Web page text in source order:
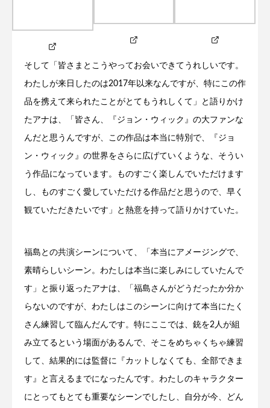
そして「皆さまとこうやってお会いできてうれしいです。
わたしが来日したのは2017年以来なんですが、特にこの作
品を携えて来られたことがとてもうれしくて」と語りかけ
たアナは、「皆さん、『ジョン・ウィック』の大ファンな
んだと思うんですが、この作品は本当に特別で、『ジョ
ン・ウィック』の世界をさらに広げていくような、そうい
う作品になっています。ものすごく楽しんでいただけます
し、ものすごく愛していただける作品だと思うので、早く
観ていただきたいです」と熱意を持って語りかけていた。
福島との共演シーンについて、「本当にアメージングで、
素晴らしいシーン。わたしは本当に楽しみにしていたんで
す」と振り返ったアナは、「福島さんがどうだったか分か
らないのですが、わたしはこのシーンに向けて本当にたく
さん練習して臨んだんです。特にここでは、銃を2人が組
み立てるという場面があるんで、そこをめちゃくちゃ練習
して、結果的には監督に『カットしなくても、全部できま
す』と言えるまでになったんです。わたしのキャラクター
にとってもとても重要なシーンでしたし、自分が今、どん